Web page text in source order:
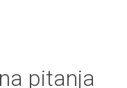
pitanja